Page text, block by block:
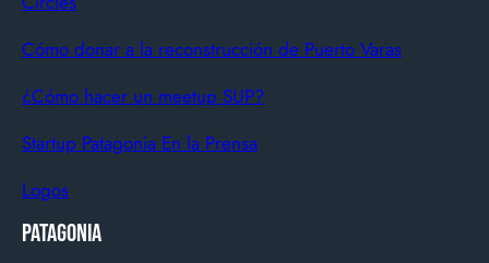
Cómo donar a la reconstrucción de Puerto Varas
¿Cómo hacer un meetup SUP?
Startup Patagonia En la Prensa
Logos
Patagonia